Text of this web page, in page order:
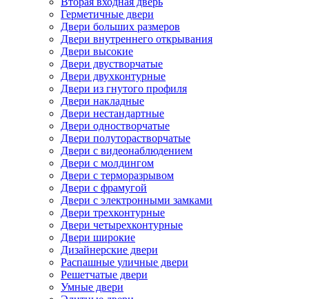
Герметичные двери
Двери больших размеров
Двери внутреннего открывания
Двери высокие
Двери двустворчатые
Двери двухконтурные
Двери из гнутого профиля
Двери накладные
Двери нестандартные
Двери одностворчатые
Двери полуторастворчатые
Двери с видеонаблюдением
Двери с молдингом
Двери с терморазрывом
Двери с фрамугой
Двери с электронными замками
Двери трехконтурные
Двери четырехконтурные
Двери широкие
Дизайнерские двери
Распашные уличные двери
Решетчатые двери
Умные двери